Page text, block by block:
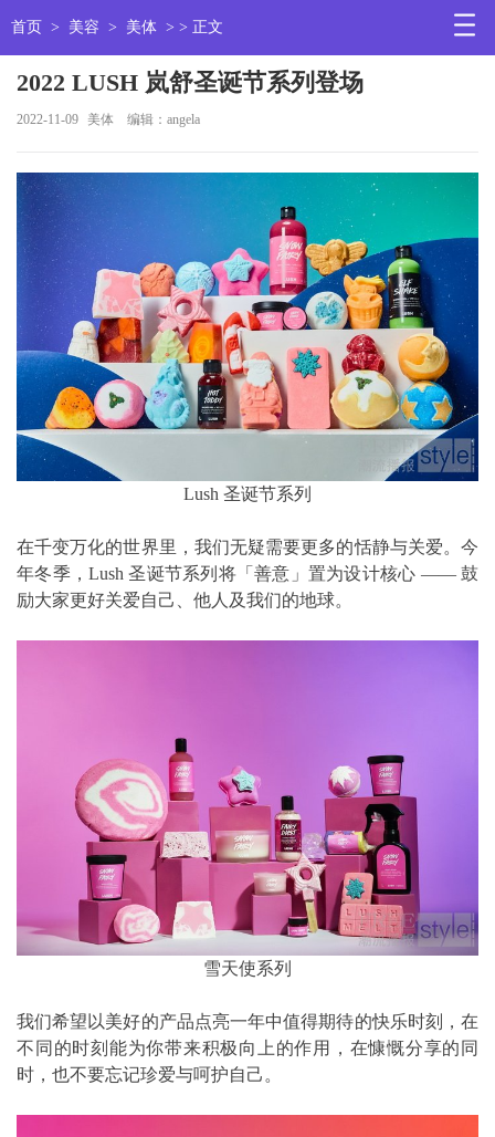
首页 > 美容 > 美体 > > 正文
2022 LUSH 岚舒圣诞节系列登场
2022-11-09 美体 编辑：angela
Lush 圣诞节系列
在千变万化的世界里，我们无疑需要更多的恬静与关爱。今
年冬季，Lush 圣诞节系列将「善意」置为设计核心 —— 鼓
励大家更好关爱自己、他人及我们的地球。
雪天使系列
我们希望以美好的产品点亮一年中值得期待的快乐时刻，在
不同的时刻能为你带来积极向上的作用，在慷慨分享的同
时，也不要忘记珍爱与呵护自己。